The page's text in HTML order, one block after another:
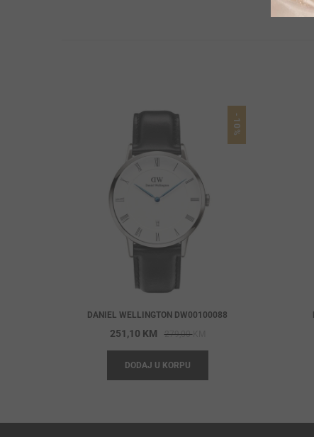
-10%
DANIEL WELLINGTON DW00100088
279,00KM
price
279,00 KM.
251,10 KM
price
251,10 KM.
DODAJ U KORPU